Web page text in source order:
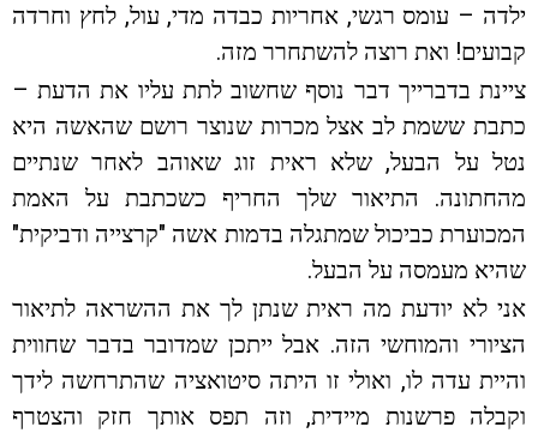
ילדה – עומס רגשי, אחריות כבדה מדי, עול, לחץ וחרדה
קבועים! ואת רוצה להשתחרר מזה.
ציינת בדברייך דבר נוסף שחשוב לתת עליו את הדעת –
כתבת ששמת לב אצל מכרות שנוצר רושם שהאשה היא
נטל על הבעל, שלא ראית זוג שאוהב לאחר שנתיים
מהחתונה. התיאור שלך החריף כשכתבת על האמת
המכוערת כביכול שמתגלה בדמות אשה "קרצייה ודביקית"
שהיא מעמסה על הבעל.
אני לא יודעת מה ראית שנתן לך את ההשראה לתיאור
הציורי והמוחשי הזה. אבל ייתכן שמדובר בדבר שחווית
והיית עדה לו, ואולי זו היתה סיטואציה שהתרחשה לידך
וקבלה פרשנות מיידית, וזה תפס אותך חזק והצטרף